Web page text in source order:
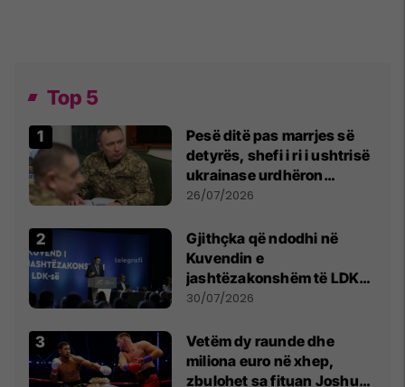
Top 5
Pesë ditë pas marrjes së
detyrës, shefi i ri i ushtrisë
ukrainase urdhëron
kontroll të madh
26/07/2026
Gjithçka që ndodhi në
Kuvendin e
jashtëzakonshëm të LDK-
së
30/07/2026
Vetëm dy raunde dhe
miliona euro në xhep,
zbulohet sa fituan Joshua